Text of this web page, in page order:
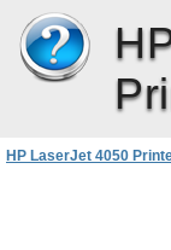
HP LaserJet 4050